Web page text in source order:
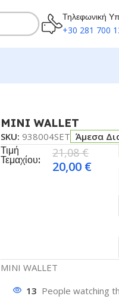
Τηλεφωνική
+30 281 700
MINI WALLET
SKU: 938004SET Άμεσα
Τιμή
Τεμαχίου:
21,08€
20,00 €
MINI WALLET
13 People watching